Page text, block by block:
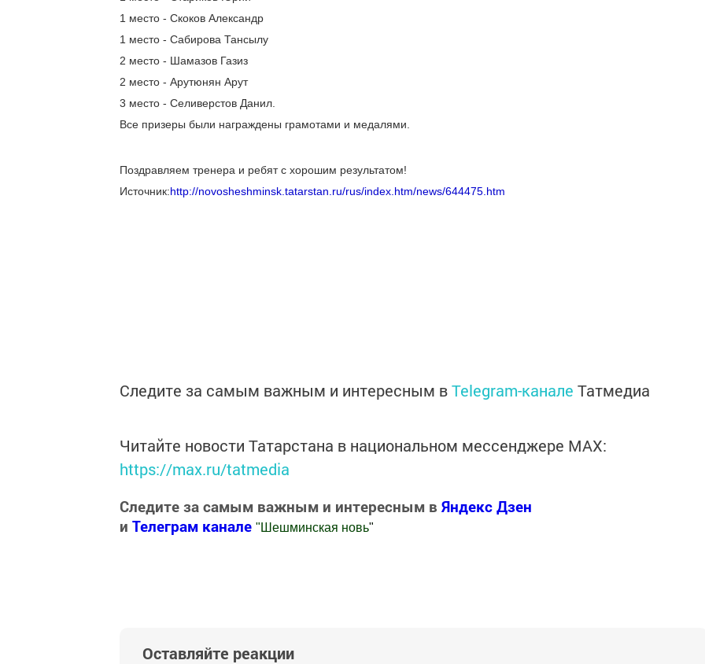
1 место - Скоков Александр
1 место - Сабирова Тансылу
2 место - Шамазов Газиз
2 место - Арутюнян Арут
3 место - Селиверстов Данил.
Все призеры были награждены грамотами и медалями.
Поздравляем тренера и ребят с хорошим результатом!
Источник:http://novosheshminsk.tatarstan.ru/rus/index.htm/news/644475.htm
Следите за самым важным и интересным вTelegram-канале Татмедиа
Читайте новости Татарстана в национальном мессенджере MАХ:
https://max.ru/tatmedia
Следите за самым важным и интересным в Яндекс Дзен
и Телеграм канале " Шешминская новь"
Оставляйте реакции